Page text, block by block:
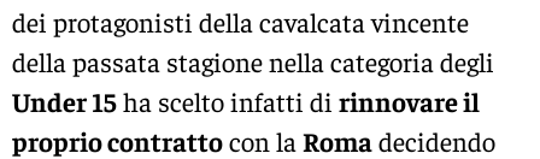
dei protagonisti della cavalcata vincente
della passata stagione nella categoria degli
Under 15ha scelto infatti di rinnovare il
proprio contrattocon la Romadecidendo